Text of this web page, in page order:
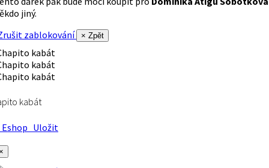
jiný.
zablokování
× Zpět
kabát
Uložit